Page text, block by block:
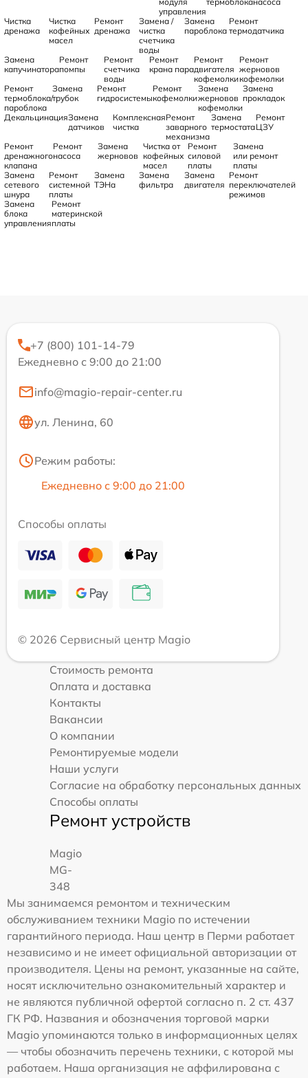
управления
Чистка
дренажа
Чистка
кофейных
масел
Ремонт
дренажа
Замена /
чистка
счетчика
воды
Замена
пароблока
Ремонт
термодатчика
Замена
капучинатора
Ремонт
помпы
Ремонт
счетчика
воды
Ремонт
крана пара
Ремонт
двигателя
кофемолки
Ремонт
жерновов
кофемолки
Ремонт
термоблока/
пароблока
Замена
трубок
Ремонт
гидросистемы
Ремонт
кофемолки
Замена
жерновов
кофемолки
Замена
прокладок
ДекальцинацияЗамена
датчиков
Комплексная
чистка
Ремонт
заварного
механизма
Замена
термостата
Ремонт
ЦЗУ
Ремонт
дренажного
клапана
Ремонт
насоса
Замена
жерновов
Чистка от
кофейных
масел
Ремонт
силовой
платы
Замена
или ремонт
платы
Замена
сетевого
шнура
Ремонт
системной
платы
Замена
ТЭНа
Замена
фильтра
Замена
двигателя
Ремонт
переключателей
режимов
Замена
блока
управления
Ремонт
материнской
платы
+7 (800) 101-14-79
Ежедневно с 9:00 до 21:00
info@magio-repair-center.ru
ул. Ленина, 60
Режим работы:
Ежедневно с 9:00 до 21:00
Способы оплаты
© 2026 Сервисный центр Magio
Стоимость ремонта
Оплата и доставка
Контакты
Вакансии
О компании
Ремонтируемые модели
Наши услуги
Согласие на обработку персональных данных
Способы оплаты
Ремонт устройств
Magio
MG-
348
Мы занимаемся ремонтом и техническим
обслуживанием техники Magio по истечении
гарантийного периода. Наш центр в Перми работает
независимо и не имеет официальной авторизации от
производителя. Цены на ремонт, указанные на сайте,
носят исключительно ознакомительный характер и
не являются публичной офертой согласно п. 2 ст. 437
ГК РФ. Названия и обозначения торговой марки
Magio упоминаются только в информационных целях
— чтобы обозначить перечень техники, с которой мы
работаем. Наша организация не аффилирована с